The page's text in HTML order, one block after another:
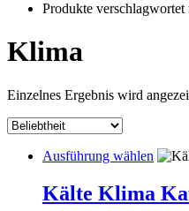
Produkte
Klima
Einzelnes Ergebnis wird
Ausführung wählen
weist
Kälte Klima